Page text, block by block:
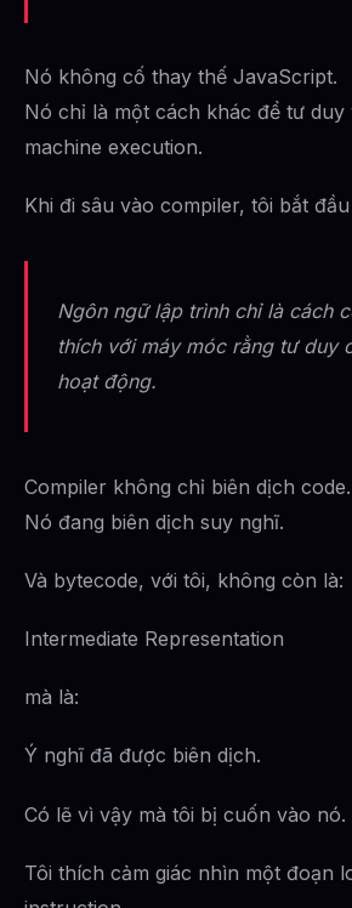
Nó không cố thay thế JavaScript.
Nó chỉ là một cách khác để tư duy
machine execution.
Khi đi sâu vào compiler, tôi bắt
Ngôn ngữ lập trình chỉ là cách
thích với máy móc rằng tư duy
hoạt động.
Compiler không chỉ biên dịch code.
Nó đang biên dịch suy nghĩ.
Và bytecode, với tôi, không còn là:
Intermediate Representation
mà là:
Ý nghĩ đã được biên dịch.
Có lẽ vì vậy mà tôi bị cuốn vào nó.
Tôi thích cảm giác nhìn một đoạn